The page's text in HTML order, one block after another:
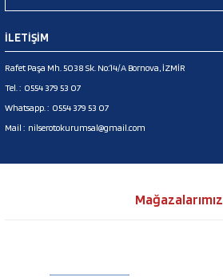
İLETİŞİM
Rafet Paşa Mh. 5038 Sk. No:14/A Bornova, İZMİR
Tel. : 0554 379 53 07
Whatsapp. : 0554 379 53 07
Mail : nilserotokurumsal@gmail.com
Mağazalarımız